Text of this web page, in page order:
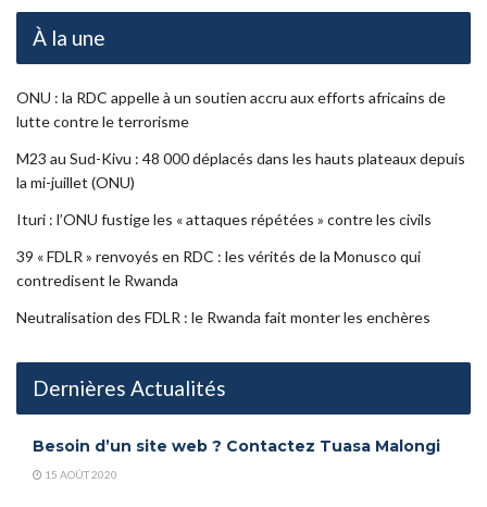
À la une
ONU : la RDC appelle à un soutien accru aux efforts africains de
lutte contre le terrorisme
M23 au Sud-Kivu : 48 000 déplacés dans les hauts plateaux depuis
la mi-juillet (ONU)
Ituri : l’ONU fustige les « attaques répétées » contre les civils
39 « FDLR » renvoyés en RDC : les vérités de la Monusco qui
contredisent le Rwanda
Neutralisation des FDLR : le Rwanda fait monter les enchères
Dernières Actualités
Besoin d’un site web ? Contactez Tuasa Malongi
15 AOÛT 2020